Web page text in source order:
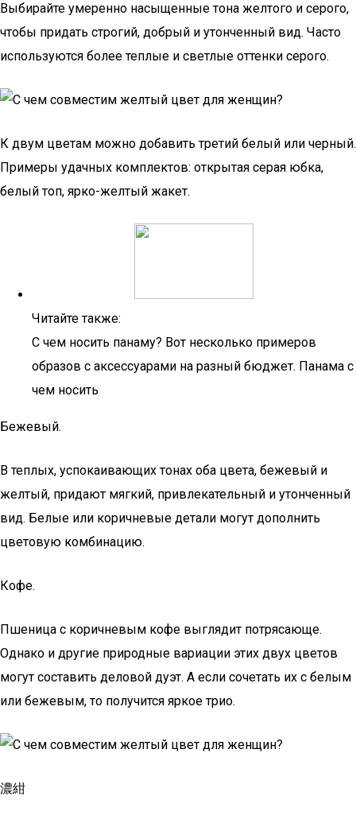
Выбирайте умеренно насыщенные тона желтого и серого,
чтобы придать строгий, добрый и утонченный вид. Часто
используются более теплые и светлые оттенки серого.
К двум цветам можно добавить третий белый или черный.
Примеры удачных комплектов: открытая серая юбка,
белый топ, ярко-желтый жакет.
Читайте также:
С чем носить панаму? Вот несколько примеров
образов с аксессуарами на разный бюджет. Панама с
чем носить
Бежевый.
В теплых, успокаивающих тонах оба цвета, бежевый и
желтый, придают мягкий, привлекательный и утонченный
вид. Белые или коричневые детали могут дополнить
цветовую комбинацию.
Кофе.
Пшеница с коричневым кофе выглядит потрясающе.
Однако и другие природные вариации этих двух цветов
могут составить деловой дуэт. А если сочетать их с белым
или бежевым, то получится яркое трио.
濃紺